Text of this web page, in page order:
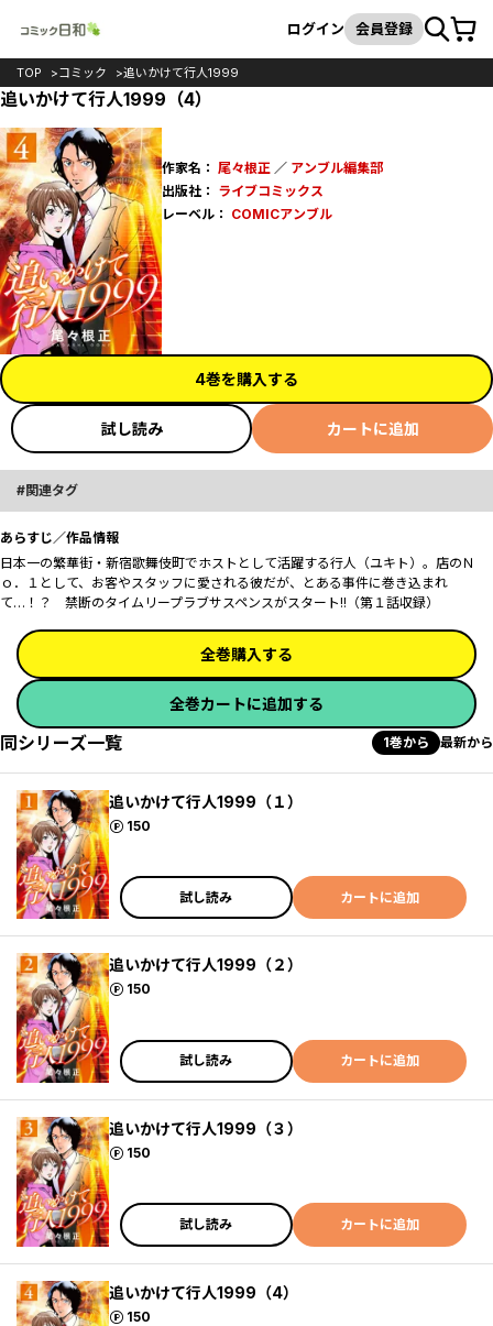
検索
ログイン 会員登録カート
TOP コミック 追いかけて行人1999
追いかけて行人1999（4）
作家名： 尾々根正／ アンブル編集部
出版社： ライブコミックス
レーベル： COMICアンブル
4巻を購入する
試し読み カートに追加
関連タグ
あらすじ／作品情報
日本一の繁華街・新宿歌舞伎町でホストとして活躍する行人（ユキト）。店のＮ
ｏ．１として、お客やスタッフに愛される彼だが、とある事件に巻き込まれ
て…！？ 禁断のタイムリープラブサスペンスがスタート!!（第１話収録）
全巻購入する
全巻カートに追加する
同シリーズ一覧 1巻から 最新から
追いかけて行人1999（１）
150
ポイント
試し読み カートに追加
追いかけて行人1999（２）
150
ポイント
試し読み カートに追加
追いかけて行人1999（３）
150
ポイント
試し読み カートに追加
追いかけて行人1999（4）
150
ポイント